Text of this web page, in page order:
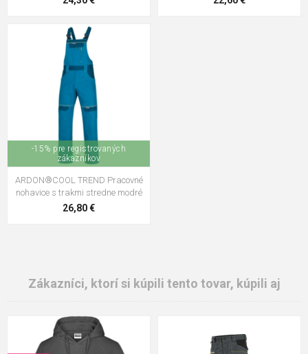
-15% pre registrovaných
zákazníkov
ARDON®COOL TREND Pracovné
nohavice s trakmi stredne modré
26,80 €
Zákazníci, ktorí si kúpili tento tovar, kúpili aj